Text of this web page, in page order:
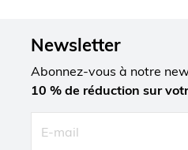
Newsletter
Abonnez-vous à notre
10 % de réduction sur